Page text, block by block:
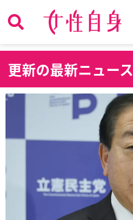
更新の最新ニュース